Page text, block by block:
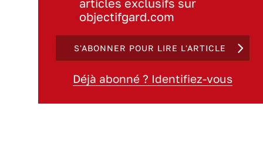
articles exclusifs sur
objectifgard.com
S'ABONNER POUR LIRE L'ARTICLE
Déjà abonné ? Identifiez-vous